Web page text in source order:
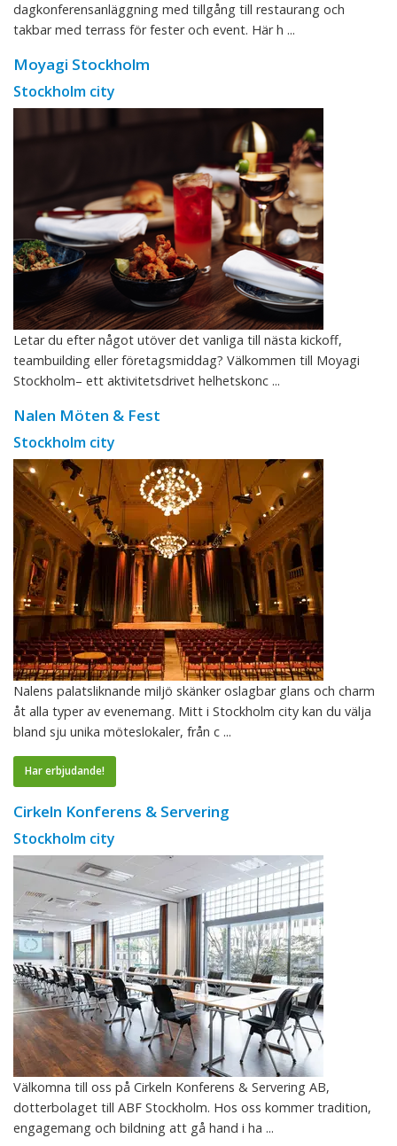
dagkonferensanläggning med tillgång till restaurang och
takbar med terrass för fester och event. Här h ...
Moyagi Stockholm
Stockholm city
Letar du efter något utöver det vanliga till nästa kickoff,
teambuilding eller företagsmiddag? Välkommen till Moyagi
Stockholm– ett aktivitetsdrivet helhetskonc ...
Nalen Möten & Fest
Stockholm city
Nalens palatsliknande miljö skänker oslagbar glans och charm
åt alla typer av evenemang. Mitt i Stockholm city kan du välja
bland sju unika möteslokaler, från c ...
Har erbjudande!
Cirkeln Konferens & Servering
Stockholm city
Välkomna till oss på Cirkeln Konferens & Servering AB,
dotterbolaget till ABF Stockholm. Hos oss kommer tradition,
engagemang och bildning att gå hand i ha ...